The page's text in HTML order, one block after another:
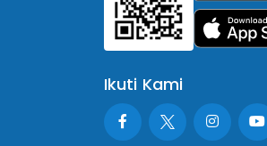
Ikuti Kami